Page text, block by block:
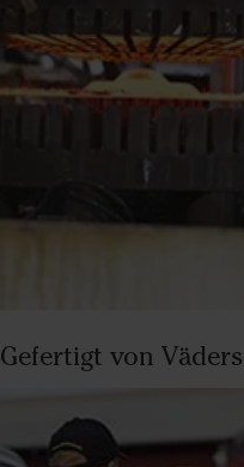
Gefertigt von